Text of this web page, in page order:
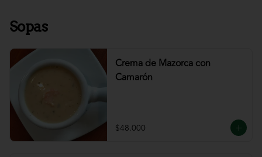
Sopas
Crema de Mazorca con
Camarón
$48.000